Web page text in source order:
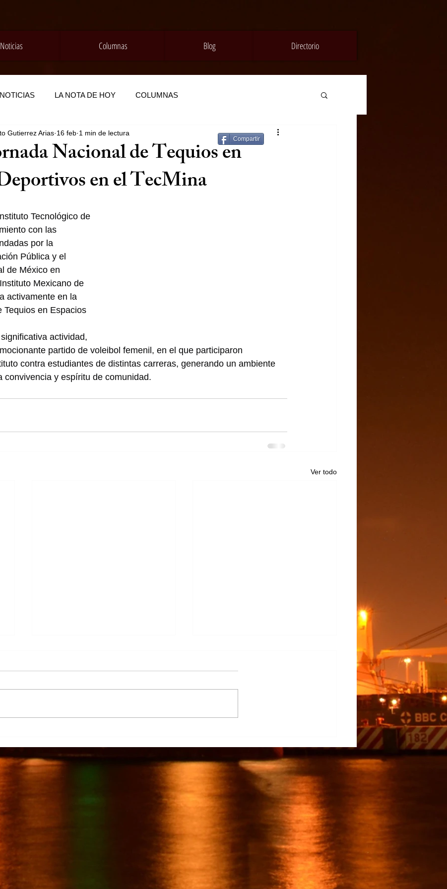
Noticias Columnas Blog Directorio
NOTICIAS LA NOTA DE HOY COLUMNAS
Nacional de Tequios en
en el TecMina
Gutierrez Arias 16 feb 1 min de lectura
Tecnológico de
con las
por la
Pública y el
de México en
Mexicano de
activamente en la
Tequios en Espacios
actividad,
partido de voleibol femenil, en el que participaron
contra estudiantes de distintas carreras, generando un ambiente
convivencia y espíritu de comunidad.
Ver todo
caña afectados por el cierre del
Ingenio San Pedro
Desarrollo del TECNM Virtual
Compartir